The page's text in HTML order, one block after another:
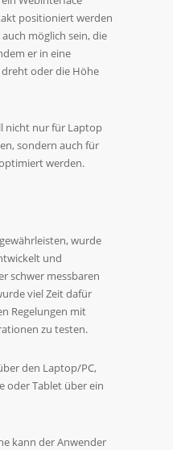
positioniert werden
möglich sein, die
er in eine
oder die Höhe
nicht nur für Laptop
sondern auch für
werden.
wurde
und
schwer messbaren
viel Zeit dafür
Regelungen mit
zu testen.
den Laptop/PC,
oder Tablet über ein
kann der Anwender